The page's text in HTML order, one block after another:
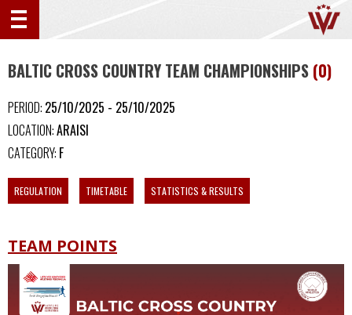
BALTIC CROSS COUNTRY TEAM CHAMPIONSHIPS (0)
PERIOD: 25/10/2025 - 25/10/2025
LOCATION:ARAISI
CATEGORY: F
REGULATION TIMETABLE STATISTICS & RESULTS
TEAM POINTS